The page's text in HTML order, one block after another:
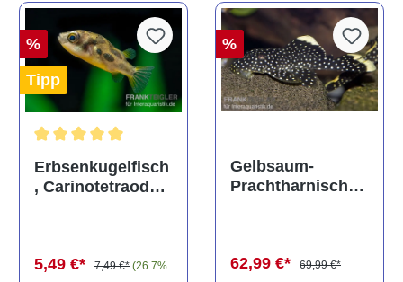
%
Tipp
Durchschnittliche Bewertung von 5 von 5 Sternen
Erbsenkugelfisch
, Carinotetraodon
5,49 €* 7,49 €* (26.7%
%
Gelbsaum-
Prachtharnischw
62,99 €*
69,99 €*